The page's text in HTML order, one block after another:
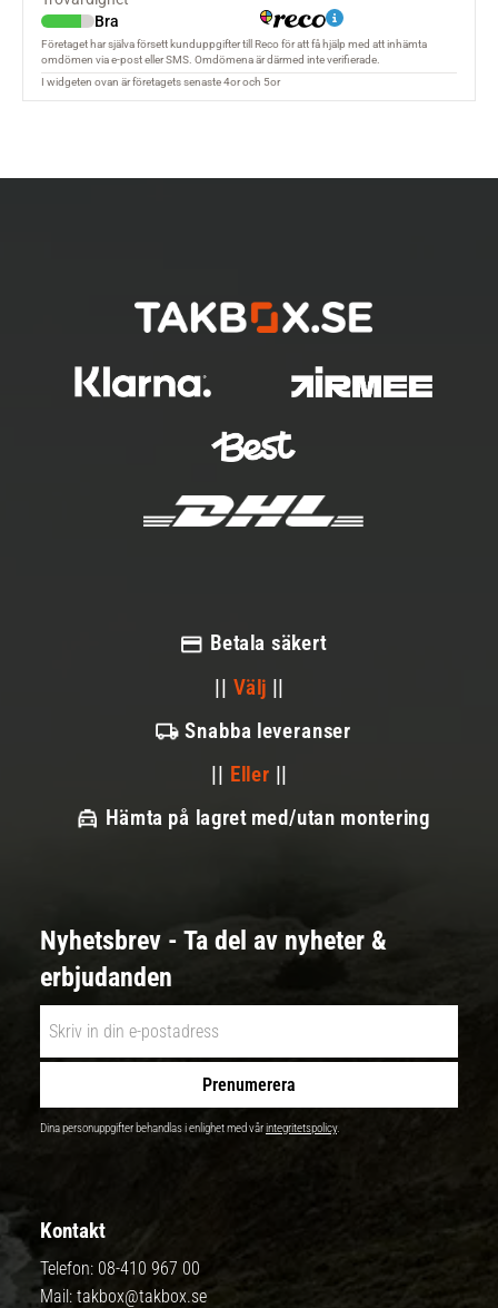
Betala säkert
|| Välj ||
Snabba leveranser
|| Eller ||
Hämta på lagret med/utan montering
Nyhetsbrev - Ta del av nyheter &
erbjudanden
Prenumerera
Dina personuppgifter behandlas i enlighet med vårintegritetspolicy.
Kontakt
Telefon: 08-410 967 00
Mail: takbox@takbox.se